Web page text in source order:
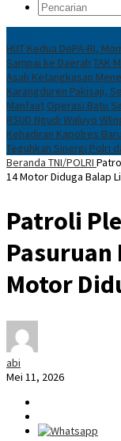
HUT Kedua DePA-RI,
Sampai ke Daerah TAK
Asah Ketangkasan
Karangduren Pakisaji,
Manfaat Operasi Batu
RSUD Ngudi Waluyo
Kehadiran Kapolres
Teguhkan Sinergi Polri
Beranda TNI/POLRI
14 Motor Diduga Balap
Patroli
Pasuruan
Motor
abi
Mei 11, 2026